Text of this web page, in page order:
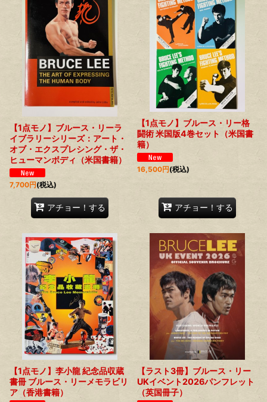
【1点モノ】ブルース・リーラ
イブラリーシリーズ：アート・
オブ・エクスプレシング・ザ・
ヒューマンボディ（米国書籍）
7,700円(税込)
アチョー！する
【1点モノ】ブルース・リー格
闘術 米国版4巻セット（米国書
籍）
16,500円(税込)
アチョー！する
【1点モノ】李小龍 紀念品収蔵
書冊 ブルース・リーメモラビリ
ア（香港書籍）
【ラスト3冊】ブルース・リー
UKイベント2026パンフレット
（英国冊子）